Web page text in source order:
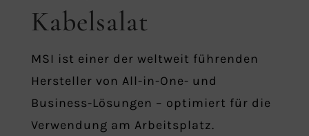
Kabelsalat
MSI ist einer der weltweit führenden
Hersteller von All-in-One- und
Business-Lösungen – optimiert für die
Verwendung am Arbeitsplatz.